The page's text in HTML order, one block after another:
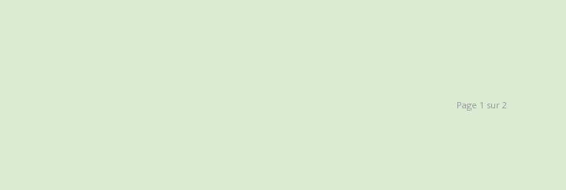
Page 1 sur 2